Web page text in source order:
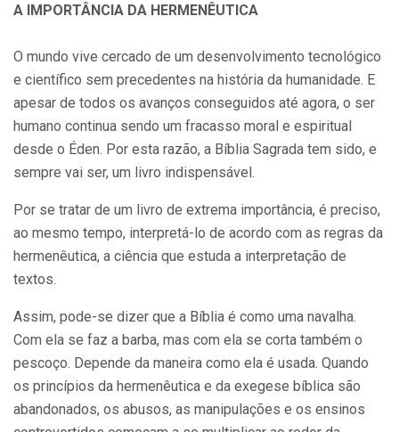
A IMPORTÂNCIA DA HERMENÊUTICA
O mundo vive cercado de um desenvolvimento tecnológico
e científico sem precedentes na história da humanidade. E
apesar de todos os avanços conseguidos até agora, o ser
humano continua sendo um fracasso moral e espiritual
desde o Éden. Por esta razão, a Bíblia Sagrada tem sido, e
sempre vai ser, um livro indispensável.
Por se tratar de um livro de extrema importância, é preciso,
ao mesmo tempo, interpretá-lo de acordo com as regras da
hermenêutica, a ciência que estuda a interpretação de
textos.
Assim, pode-se dizer que a Bíblia é como uma navalha.
Com ela se faz a barba, mas com ela se corta também o
pescoço. Depende da maneira como ela é usada. Quando
os princípios da hermenêutica e da exegese bíblica são
abandonados, os abusos, as manipulações e os ensinos